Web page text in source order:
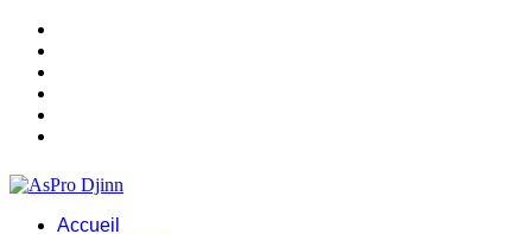
Accueil